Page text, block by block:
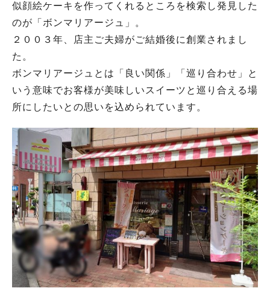
似顔絵ケーキを作ってくれるところを検索し発見した
のが「ボンマリアージュ」。
２００３年、店主ご夫婦がご結婚後に創業されまし
た。
ボンマリアージュとは「良い関係」「巡り合わせ」と
いう意味でお客様が美味しいスイーツと巡り合える場
所にしたいとの思いを込められています。